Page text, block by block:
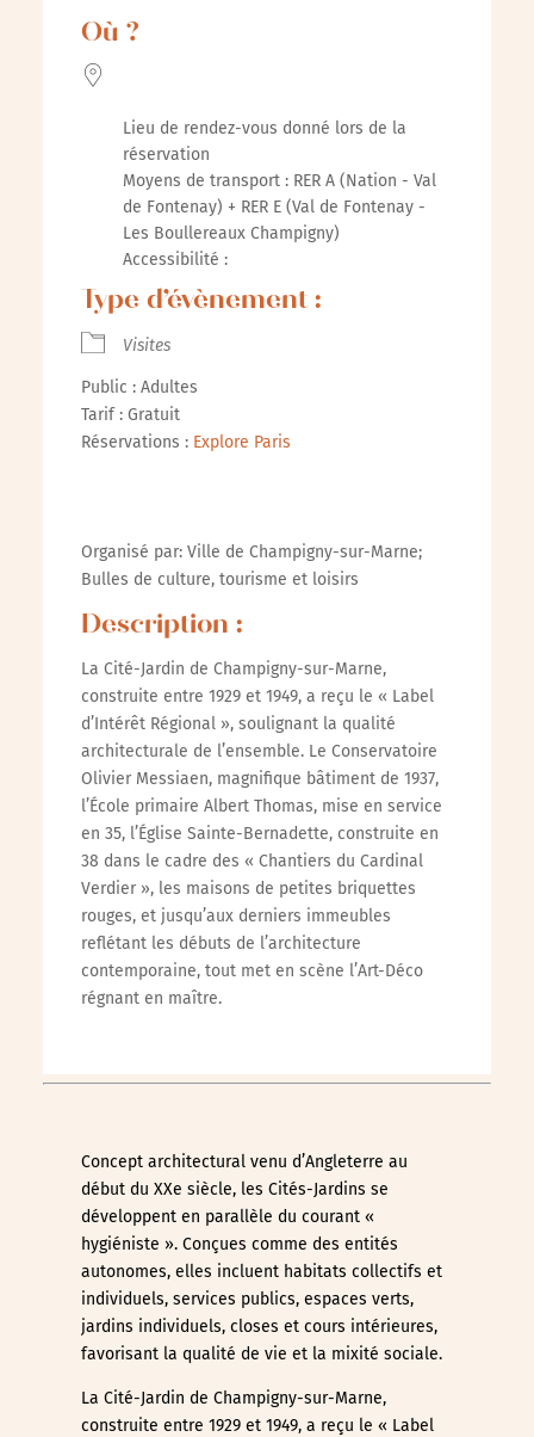
Où ?
Lieu de rendez-vous donné lors de la
réservation
Moyens de transport : RER A (Nation - Val
de Fontenay) + RER E (Val de Fontenay -
Les Boullereaux Champigny)
Accessibilité :
Type d’évènement :
Visites
Public : Adultes
Tarif : Gratuit
Réservations : Explore Paris
Organisé par: Ville de Champigny-sur-Marne;
Bulles de culture, tourisme et loisirs
Description :
La Cité-Jardin de Champigny-sur-Marne,
construite entre 1929 et 1949, a reçu le « Label
d’Intérêt Régional », soulignant la qualité
architecturale de l’ensemble. Le Conservatoire
Olivier Messiaen, magnifique bâtiment de 1937,
l’École primaire Albert Thomas, mise en service
en 35, l’Église Sainte-Bernadette, construite en
38 dans le cadre des « Chantiers du Cardinal
Verdier », les maisons de petites briquettes
rouges, et jusqu’aux derniers immeubles
reflétant les débuts de l’architecture
contemporaine, tout met en scène l’Art-Déco
régnant en maître.
Concept architectural venu d’Angleterre au
début du XXe siècle, les Cités-Jardins se
développent en parallèle du courant «
hygiéniste ». Conçues comme des entités
autonomes, elles incluent habitats collectifs et
individuels, services publics, espaces verts,
jardins individuels, closes et cours intérieures,
favorisant la qualité de vie et la mixité sociale.
La Cité-Jardin de Champigny-sur-Marne,
construite entre 1929 et 1949, a reçu le « Label